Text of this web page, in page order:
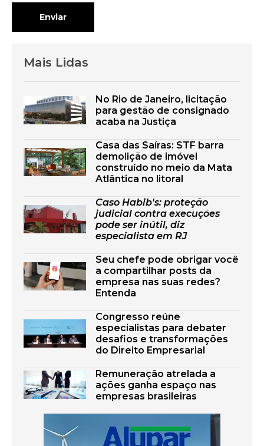
Enviar
Mais Lidas
No Rio de Janeiro, licitação
para gestão de consignado
acaba na Justiça
Casa das Saíras: STF barra
demolição de imóvel
construído no meio da Mata
Atlântica no litoral
Caso Habib's: proteção
judicial contra execuções
pode ser inútil, diz
especialista em RJ
Seu chefe pode obrigar você
a compartilhar posts da
empresa nas suas redes?
Entenda
Congresso reúne
especialistas para debater
desafios e transformações
do Direito Empresarial
Remuneração atrelada a
ações ganha espaço nas
empresas brasileiras